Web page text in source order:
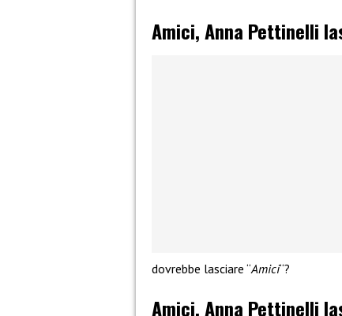
Amici, Anna Pettinelli
dovrebbe lasciare “Amici“?
Amici, Anna Pettinelli